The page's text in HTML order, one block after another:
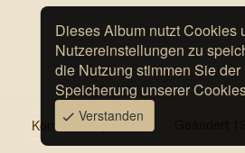
Kontakt Impressum
Dieses Album nutzt Cookies
Nutzereinstellungen zu
die Nutzung stimmen Sie der
Speicherung unserer
Verstanden